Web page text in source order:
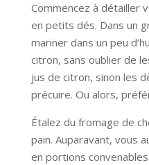
Commencez à détailler
en petits dés. Dans un
mariner dans un peu
citron, sans oublier de
jus de citron, sinon les
précuire. Ou alors,
Étalez du fromage de
pain. Auparavant, vous
en portions